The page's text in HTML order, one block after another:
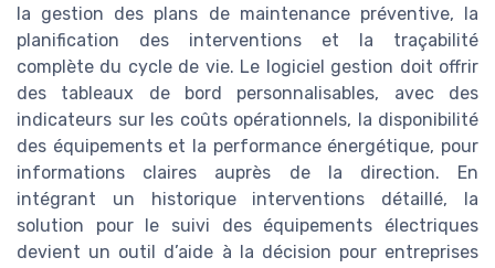
la gestion des plans de maintenance préventive, la
planification des interventions et la traçabilité
complète du cycle de vie. Le logiciel gestion doit offrir
des tableaux de bord personnalisables, avec des
indicateurs sur les coûts opérationnels, la disponibilité
des équipements et la performance énergétique, pour
informations claires auprès de la direction. En
intégrant un historique interventions détaillé, la
solution pour le suivi des équipements électriques
devient un outil d’aide à la décision pour entreprises